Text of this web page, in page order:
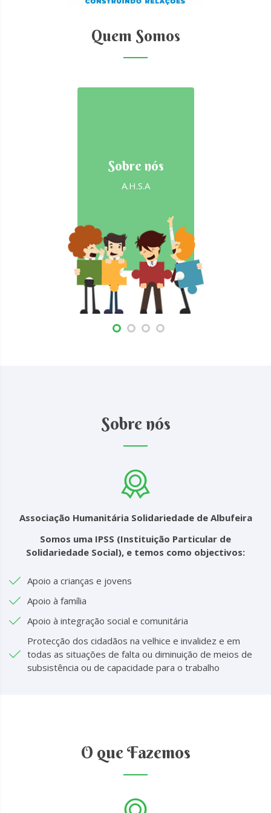
Quem Somos
Sobre nós
A.H.S.A
Sobre nós
Associação Humanitária Solidariedade de Albufeira
Somos uma IPSS (Instituição Particular de
Solidariedade Social), e temos como objectivos:
Apoio a crianças e jovens
Apoio à família
Apoio à integração social e comunitária
Protecção dos cidadãos na velhice e invalidez e em
todas as situações de falta ou diminuição de meios de
subsistência ou de capacidade para o trabalho
O que Fazemos